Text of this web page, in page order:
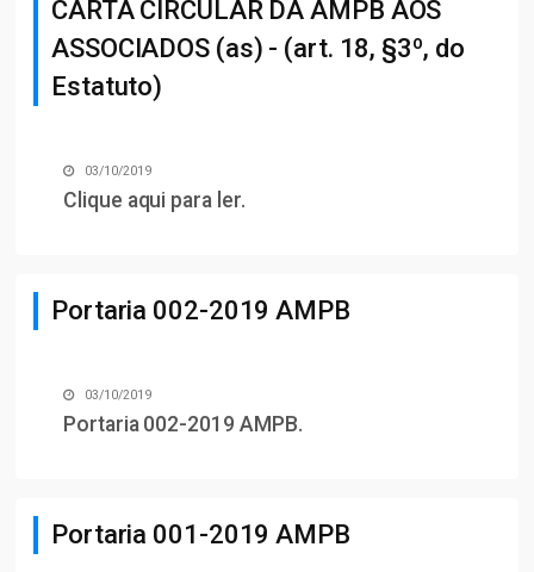
CARTA CIRCULAR DA AMPB AOS
ASSOCIADOS (as) - (art. 18, §3º, do
Estatuto)
03/10/2019
Clique aqui para ler.
Portaria 002-2019 AMPB
03/10/2019
Portaria 002-2019 AMPB.
Portaria 001-2019 AMPB